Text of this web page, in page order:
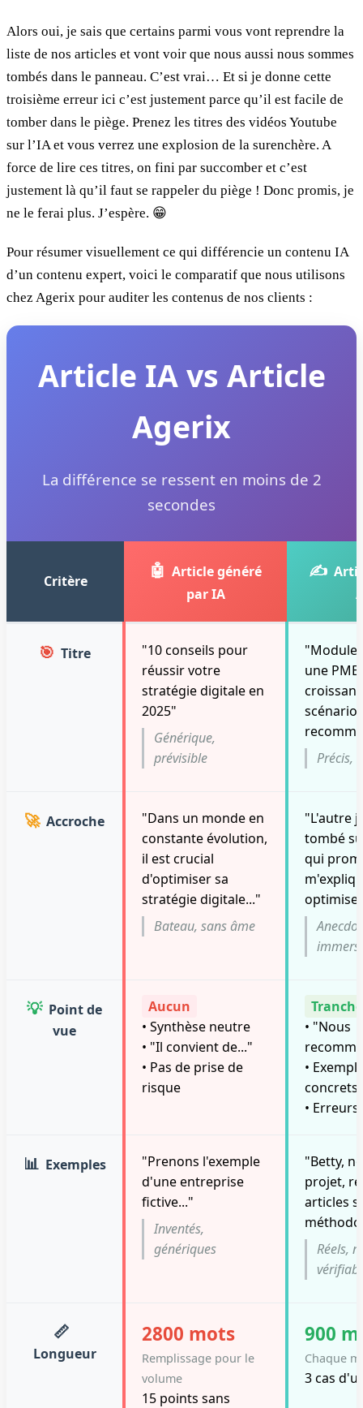
Alors oui, je sais que certains parmi vous vont reprendre la
liste de nos articles et vont voir que nous aussi nous sommes
tombés dans le panneau. C’est vrai… Et si je donne cette
troisième erreur ici c’est justement parce qu’il est facile de
tomber dans le piège. Prenez les titres des vidéos Youtube
sur l’IA et vous verrez une explosion de la surenchère. A
force de lire ces titres, on fini par succomber et c’est
justement là qu’il faut se rappeler du piège ! Donc promis, je
ne le ferai plus. J’espère. 😁
Pour résumer visuellement ce qui différencie un contenu IA
d’un contenu expert, voici le comparatif que nous utilisons
chez Agerix pour auditer les contenus de nos clients :
Article IA vs Article
Agerix
La différence se ressent en moins de 2
secondes
Critère 🤖 Article généré
par IA
✍️
🎯 Titre
"10 conseils pour
réussir votre
stratégie digitale en
2025"
Générique,
prévisible
une
Précis,
🚀 Accroche
"Dans un monde en
constante évolution,
il est crucial
d'optimiser sa
stratégie digitale..."
Bateau, sans âme
"L'autre
tombé
qui
💡 Point de
vue
Aucun
• Synthèse neutre
• "Il convient de..."
• Pas de prise de
risque
• "Nous
•
concrets
•
📊 Exemples
"Prenons l'exemple
d'une entreprise
fictive..."
Inventés,
génériques
"Betty,
projet,
articles
Réels,
📏
Longueur
2800 mots
Remplissage pour le
volume
15 points sans
900
Chaque
3 cas